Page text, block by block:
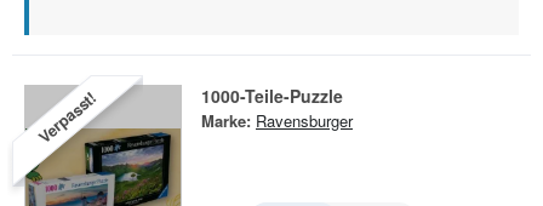
Verpasst! 1000-Teile-Puzzle
Marke: Ravensburger